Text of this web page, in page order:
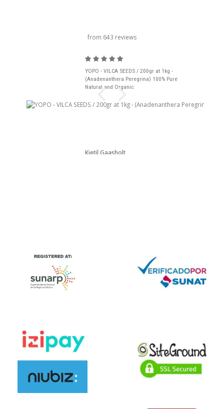
from 643 reviews
YOPO - VILCA SEEDS / 200gr at 1kg -
(Anadenanthera Peregrina) 100% Pure
Natural and Organic
Kjetil Gaasholt